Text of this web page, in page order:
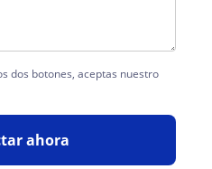
dos botones, aceptas nuestro
ahora